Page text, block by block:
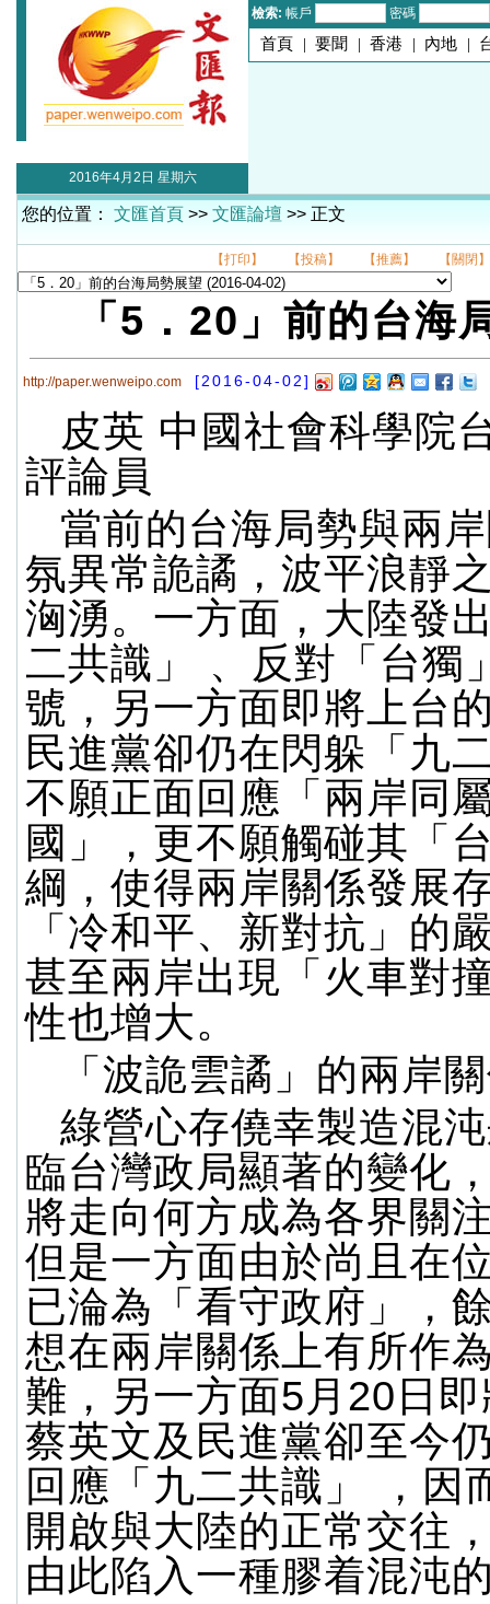
檢索: 帳戶 密碼
首頁 | 要聞 | 香港 | 內地 |
2016年4月2日 星期六
您的位置： 文匯首頁 >> 文匯論壇 >> 正文
【打印】 【投稿】 【推薦】 【關閉】
「5．20」前的台海
http://paper.wenweipo.com [2016-04-02]
皮英 中國社會科學院
評論員
當前的台海局勢與兩
氛異常詭譎，波平浪靜
洶湧。一方面，大陸發
二共識」 、反對「台獨
號，另一方面即將上台
民進黨卻仍在閃躲「九
不願正面回應「兩岸同
國」，更不願觸碰其「
綱，使得兩岸關係發展
「冷和平、新對抗」的
甚至兩岸出現「火車對
性也增大。
「波詭雲譎」的兩岸
綠營心存僥幸製造混
臨台灣政局顯著的變化
將走向何方成為各界關
但是一方面由於尚且在
已淪為「看守政府」，
想在兩岸關係上有所作
難，另一方面5月20日
蔡英文及民進黨卻至今
回應「九二共識」 ，因
開啟與大陸的正常交往
由此陷入一種膠着混沌